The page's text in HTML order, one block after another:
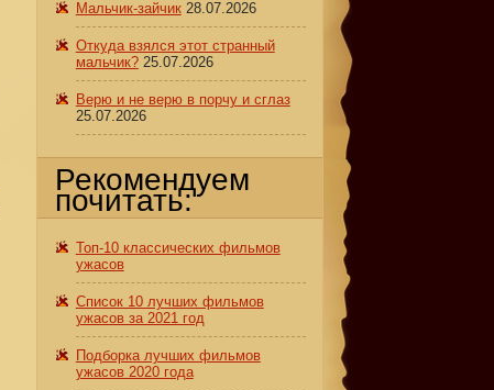
Мальчик-зайчик 28.07.2026
Откуда взялся этот странный
мальчик? 25.07.2026
Верю и не верю в порчу и сглаз
25.07.2026
Рекомендуем
почитать:
Топ-10 классических фильмов
ужасов
Список 10 лучших фильмов
ужасов за 2021 год
Подборка лучших фильмов
ужасов 2020 года